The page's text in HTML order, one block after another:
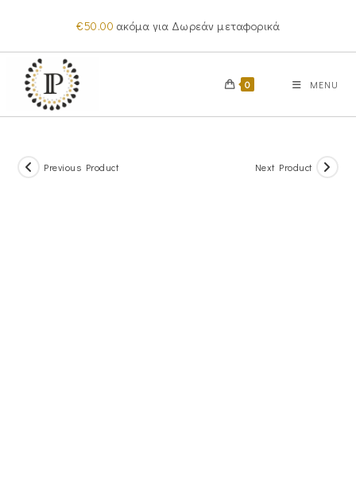
content
€50.00 ακόμα για Δωρεάν μεταφορικά
0 MENU
Previous Product Next Product